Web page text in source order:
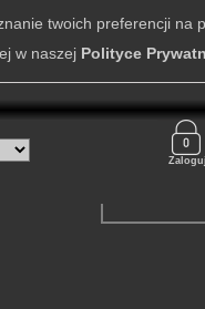
Zaloguj
twoich preferencji na
w naszej Polityce